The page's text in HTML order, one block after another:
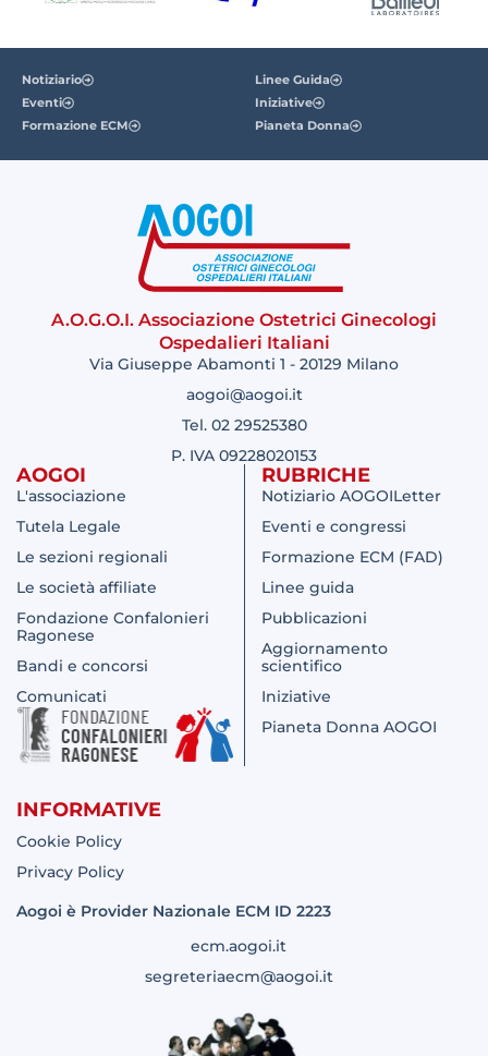
Notiziario
Eventi
Formazione ECM
Linee Guida
Iniziative
Pianeta Donna
A.O.G.O.I. Associazione Ostetrici Ginecologi
Ospedalieri Italiani
Via Giuseppe Abamonti 1 - 20129 Milano
aogoi@aogoi.it
Tel. 02 29525380
P. IVA 09228020153
AOGOI
L'associazione
Tutela Legale
Le sezioni regionali
Le società affiliate
Fondazione Confalonieri
Ragonese
Bandi e concorsi
Comunicati
RUBRICHE
Notiziario AOGOILetter
Eventi e congressi
Formazione ECM (FAD)
Linee guida
Pubblicazioni
Aggiornamento
scientifico
Iniziative
Pianeta Donna AOGOI
INFORMATIVE
Cookie Policy
Privacy Policy
Aogoi è Provider Nazionale ECM ID 2223
ecm.aogoi.it
segreteriaecm@aogoi.it